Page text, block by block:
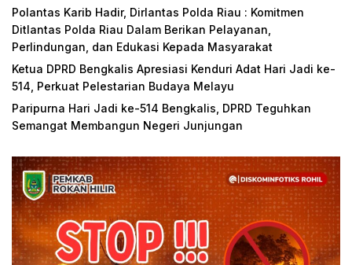
Polantas Karib Hadir, Dirlantas Polda Riau : Komitmen
Ditlantas Polda Riau Dalam Berikan Pelayanan,
Perlindungan, dan Edukasi Kepada Masyarakat
Ketua DPRD Bengkalis Apresiasi Kenduri Adat Hari Jadi ke-
514, Perkuat Pelestarian Budaya Melayu
Paripurna Hari Jadi ke-514 Bengkalis, DPRD Teguhkan
Semangat Membangun Negeri Junjungan